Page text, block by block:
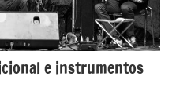
e instrumentos